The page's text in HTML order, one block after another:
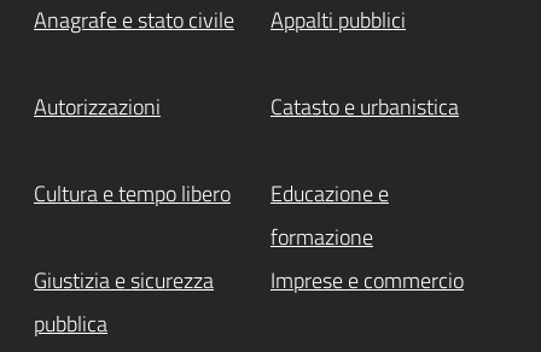
Anagrafe e stato civile Appalti pubblici
Autorizzazioni Catasto e urbanistica
Cultura e tempo libero
Educazione e
formazione
Giustizia e sicurezza
pubblica
Imprese e commercio